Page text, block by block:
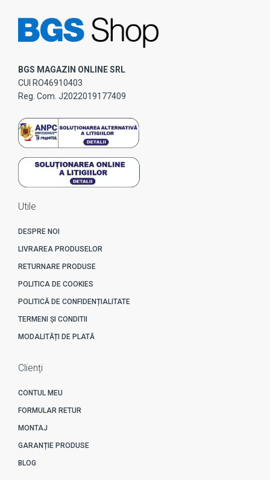
BGS MAGAZIN ONLINE SRL
CUI RO46910403
Reg. Com. J2022019177409
Utile
DESPRE NOI
LIVRAREA PRODUSELOR
RETURNARE PRODUSE
POLITICA DE COOKIES
POLITICĂ DE CONFIDENȚIALITATE
TERMENI ȘI CONDITII
MODALITĂȚI DE PLATĂ
Clienți
CONTUL MEU
FORMULAR RETUR
MONTAJ
GARANȚIE PRODUSE
BLOG